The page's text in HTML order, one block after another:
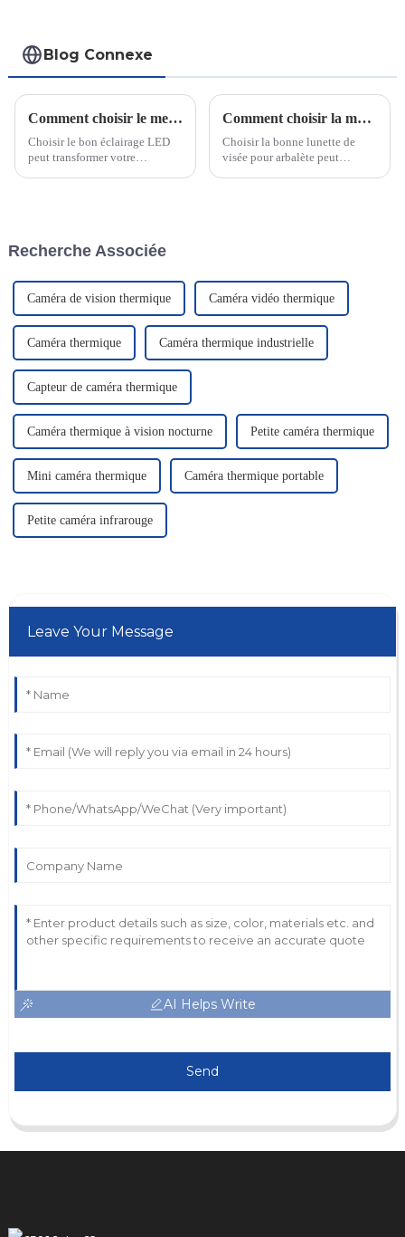
Blog Connexe
Comment choisir le meilleur éclairage LED
Choisir le bon éclairage LED
peut transformer votre
Comment choisir la meilleure lunette de visée pour arbalète pour la chasse
Choisir la bonne lunette de
visée pour arbalète peut
Recherche Associée
Caméra de vision thermique Caméra vidéo thermique
Caméra thermique Caméra thermique industrielle
Capteur de caméra thermique
Caméra thermique à vision nocturne Petite caméra thermique
Mini caméra thermique Caméra thermique portable
Petite caméra infrarouge
Leave Your Message
AI Helps Write
Send